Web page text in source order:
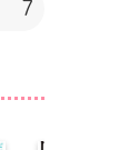
7